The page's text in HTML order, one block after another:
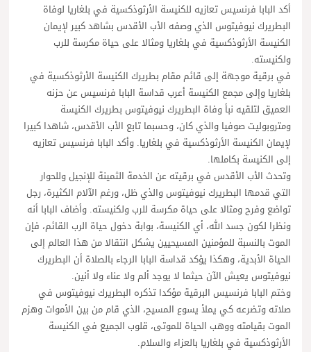
أكد البابا فرنسيس تعازيه للكنيسة الأرثوذكسية في بلغاريا لوفاة
البطريرك نيوفيتوس الذي وصفه الأب الأقدس بشاهد كبير لإيمان
الكنيسة الأرثوذكسية في بلغاريا ومثالا على حياة مكرسة للرب
ولكنيسته.
في برقية موجهة إلى قائم مقام بطريرك الكنيسة الأرثوذكسية في
بلغاريا وإلى مجمع الكنيسة أعرب قداسة البابا فرنسيس عن حزنه
العميق لتلقيه نبأ وفاة البطريرك نيوفيتوس بطريرك الكنيسة
ومتروبوليت صوفيا والذي كان، وحسبما تابع الأب الأقدس، شاهدا كبيرا
لإيمان الكنيسة الأرثوذكسية في بلغاريا. وأكد البابا فرنسيس تعازيه
إلى الكنيسة بكاملها.
وتحدث الأب الأقدس في برقيته عن الخدمة الثمينة للإنجيل وللحوار
التي قدمها البطريرك نيوفيتوس والذي ظل، ورغم الآلام الكثيرة، رجل
تواضع وفرح ومثالا على حياة مكرسة للرب ولكنيسته. وأضاف البابا أنه
ونظرا لكون جسد الله، أي الكنيسة، بوابة دخول حياة الرب القائم، فإن
الموت بالنسبة للمؤمنين المسيحيين يشكل انتقالا من هذا العالم إلى
الحياة الأبدية، وهكذا يؤكد قداسة البابا الرجاء بالصلاة أن البطريرك
نيوفيتوس يعيش الآن حيثما لا يوجد ألم ولا عناء ولا أنين.
وختم البابا فرنسيس البرقية مؤكدا تذكره البطريرك نيوفيتوس في
صلاته وتضرعه كي يملأ يسوع المسيح، الذي قام من بين الأموات وهزم
الموت بقيامته ووهب الحياة للموتى، قلوب الجميع في الكنيسة
الأرثوذكسية في بلغاريا بالعزاء والسلام.